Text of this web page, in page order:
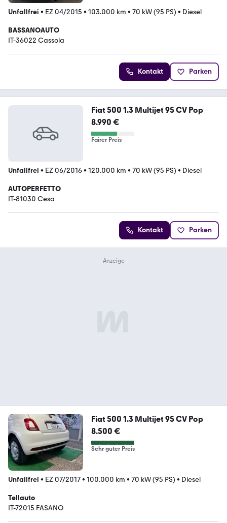
Unfallfrei • EZ 04/2015 • 103.000 km • 70 kW (95 PS) • Diesel
BASSANOAUTO
IT-36022 Cassola
Kontakt Parken
Fiat 500 1.3 Multijet 95 CV Pop
8.990 €
Fairer Preis
Unfallfrei • EZ 06/2016• 120.000 km • 70 kW (95 PS) • Diesel
AUTOPERFETTO
IT-81030 Cesa
Kontakt Parken
Fiat 500 1.3 Multijet 95 CV Pop
8.500 €
Sehr guter Preis
Unfallfrei • EZ 07/2017• 100.000 km • 70 kW (95 PS) • Diesel
Tellauto
IT-72015 FASANO